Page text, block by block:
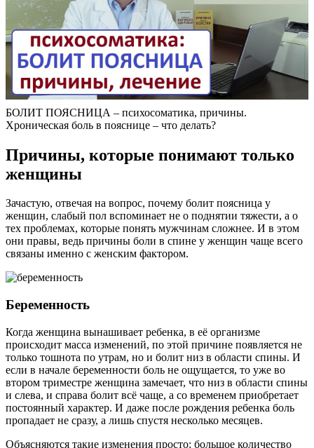
БОЛИТ ПОЯСНИЦА – психосоматика, причины.
Хроническая боль в пояснице – что делать?
Причины, которые понимают только
женщины
Зачастую, отвечая на вопрос, почему болит поясница у
женщин, слабый пол вспоминает не о поднятии тяжести, а о
тех проблемах, которые понять мужчинам сложнее. И в этом
они правы, ведь причины боли в спине у женщин чаще всего
связаны именно с женским фактором.
Беременность
Когда женщина вынашивает ребенка, в её организме
происходит масса изменений, по этой причине появляется не
только тошнота по утрам, но и болит низ в области спины. И
если в начале беременности боль не ощущается, то уже во
втором триместре женщина замечает, что низ в области спины
и слева, и справа болит всё чаще, а со временем приобретает
постоянный характер. И даже после рождения ребенка боль
пропадает не сразу, а лишь спустя несколько месяцев.
Объясняются такие изменения просто: большое количество